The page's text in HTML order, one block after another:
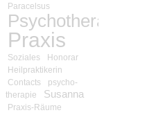
Paracelsus
Psychotherapie
Praxis
Soziales
Honorar
Heilpraktikerin
Contacts
psycho-
therapie
Susanna
Praxis-Räume